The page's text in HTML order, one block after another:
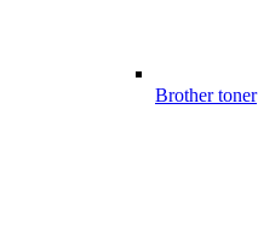
Brother toner